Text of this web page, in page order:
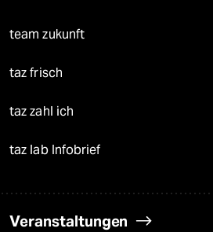
team zukunft
taz frisch
taz zahl ich
taz lab Infobrief
Veranstaltungen